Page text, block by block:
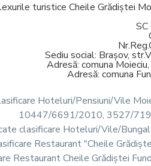
turistice Cheile Grădiștei
Sediu social: Brașov,
Adresă: comuna
Adresă: comuna
Hoteluri/Pensiuni/Vile
10447/6691/2010, 3527/
clasificare Hoteluri/Vile/
Restaurant "Cheile
Restaurant Cheile Grădiștei